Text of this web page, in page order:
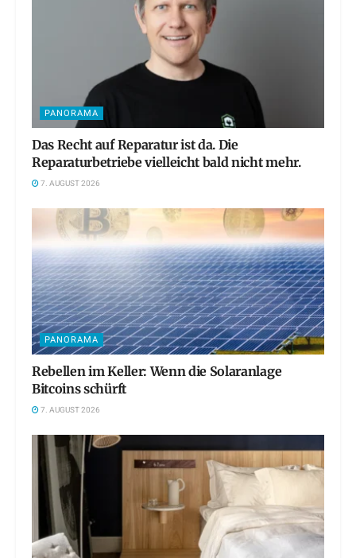
PANORAMA
Das Recht auf Reparatur ist da. Die
Reparaturbetriebe vielleicht bald nicht mehr.
7. AUGUST 2026
PANORAMA
Rebellen im Keller: Wenn die Solaranlage
Bitcoins schürft
7. AUGUST 2026